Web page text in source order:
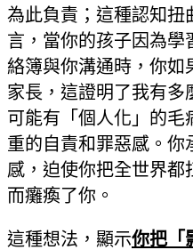
為此負責；這種認知扭
言，當你的孩子因為學
絡簿與你溝通時，你如
家長，這證明了我有多
可能有「個人化」的毛
重的自責和罪惡感。你
感，迫使你把全世界都
而癱瘓了你。
這種想法，顯示你把「